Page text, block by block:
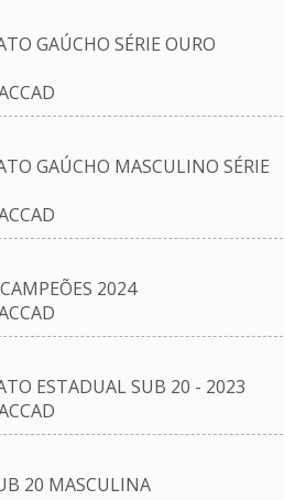
GAÚCHO SÉRIE OURO
GAÚCHO MASCULINO SÉRIE
2024
ESTADUAL SUB 20 - 2023
20 MASCULINA